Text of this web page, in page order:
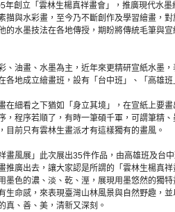
年創立「雲林生楊真祥畫會」，推廣現代水
描與水彩畫，至今乃不斷創作及學習繪畫，
的水墨技法在各地傳授，期盼將傳統毛筆與
、油畫、水墨為主，近年來更精研宣紙水墨
各地成立繪畫班，設有「台中班」、「高雄
在細看之下猶如「身立其境」，在宣紙上要
，程序若順了，有時一筆碩千軍，可謂筆精
目前只有雲林生畫派才有這樣獨有的畫風。
畫風展」此次展出35件作品，由高雄班及台
推廣出去，讓大家認是所謂的「雲林生楊真
墨色的濃、淡、乾、溼，展現用墨悠然的獨
生命感，來表現臺灣山林風景與自然野趣，
真、善、美，清新又深刻。